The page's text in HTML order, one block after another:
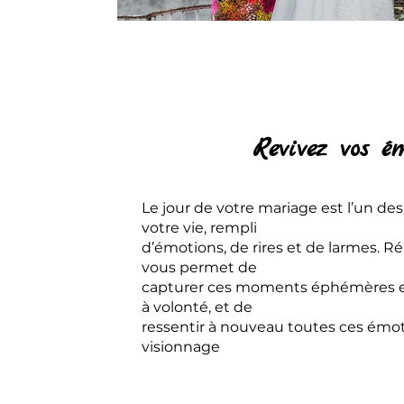
Revivez vos
Le jour de votre mariage est l’un
votre vie, rempli
d’émotions, de rires et de larmes.
vous permet de
capturer ces moments éphémères
à volonté, et de
ressentir à nouveau toutes ces
visionnage